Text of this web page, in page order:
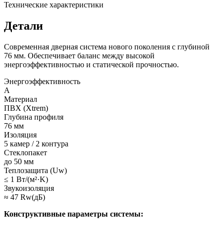
Технические характеристики
Детали
Современная дверная система нового поколения с глубиной
76 мм. Обеспечивает баланс между высокой
энергоэффективностью и статической прочностью.
Энергоэффективность
A
Материал
ПВХ (Xtrem)
Глубина профиля
76 мм
Изоляция
5 камер / 2 контура
Стеклопакет
до 50 мм
Теплозащита (Uw)
≤ 1 Вт/(м²·K)
Звукоизоляция
≈ 47 Rw(дБ)
Конструктивные параметры системы: